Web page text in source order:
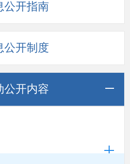
公开指南
公开制度
公开内容